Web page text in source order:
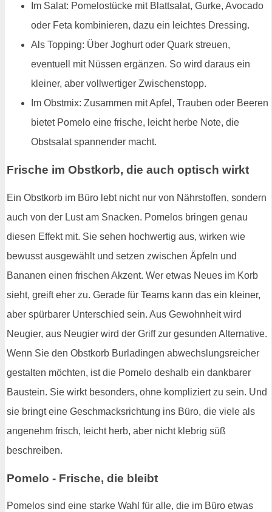
Im Salat: Pomelostücke mit Blattsalat, Gurke, Avocado
oder Feta kombinieren, dazu ein leichtes Dressing.
Als Topping: Über Joghurt oder Quark streuen,
eventuell mit Nüssen ergänzen. So wird daraus ein
kleiner, aber vollwertiger Zwischenstopp.
Im Obstmix: Zusammen mit Apfel, Trauben oder Beeren
bietet Pomelo eine frische, leicht herbe Note, die
Obstsalat spannender macht.
Frische im Obstkorb, die auch optisch wirkt
Ein Obstkorb im Büro lebt nicht nur von Nährstoffen, sondern
auch von der Lust am Snacken. Pomelos bringen genau
diesen Effekt mit. Sie sehen hochwertig aus, wirken wie
bewusst ausgewählt und setzen zwischen Äpfeln und
Bananen einen frischen Akzent. Wer etwas Neues im Korb
sieht, greift eher zu. Gerade für Teams kann das ein kleiner,
aber spürbarer Unterschied sein. Aus Gewohnheit wird
Neugier, aus Neugier wird der Griff zur gesunden Alternative.
Wenn Sie den Obstkorb Burladingen abwechslungsreicher
gestalten möchten, ist die Pomelo deshalb ein dankbarer
Baustein. Sie wirkt besonders, ohne kompliziert zu sein. Und
sie bringt eine Geschmacksrichtung ins Büro, die viele als
angenehm frisch, leicht herb, aber nicht klebrig süß
beschreiben.
Pomelo - Frische, die bleibt
Pomelos sind eine starke Wahl für alle, die im Büro etwas